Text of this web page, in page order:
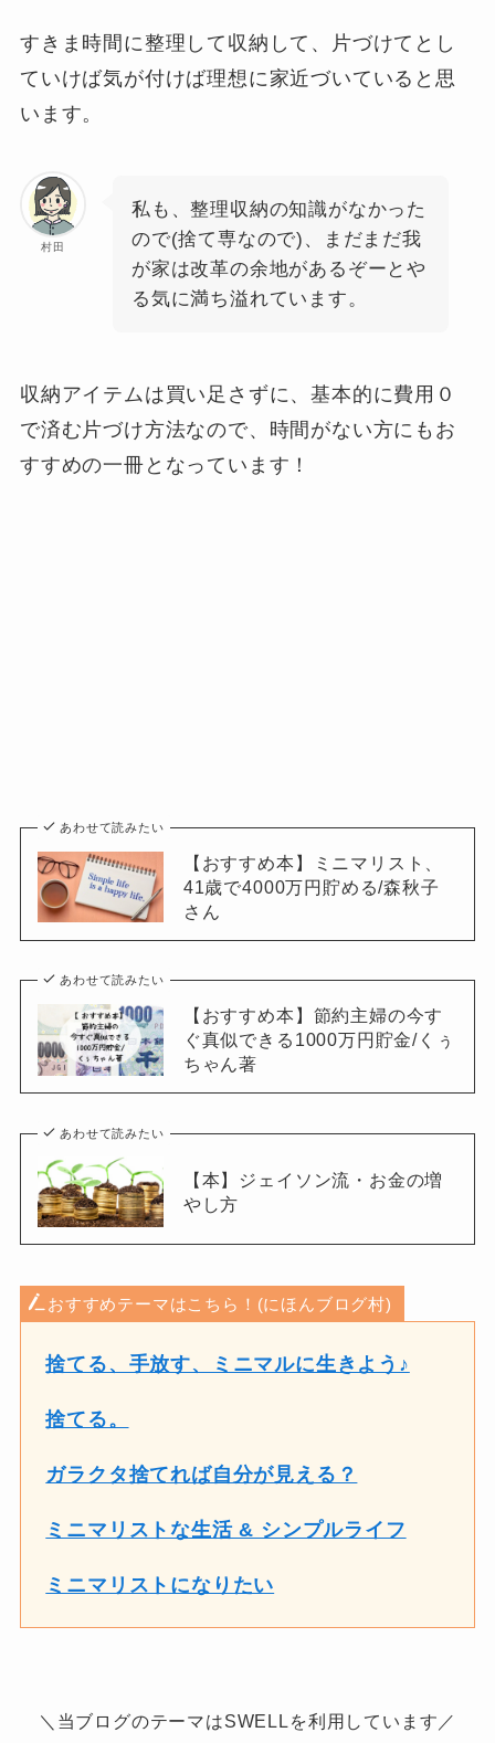
すきま時間に整理して収納して、片づけてとし
ていけば気が付けば理想に家近づいていると思
います。
村田
私も、整理収納の知識がなかった
ので(捨て専なので)、まだまだ我
が家は改革の余地があるぞーとや
る気に満ち溢れています。
収納アイテムは買い足さずに、基本的に費用０
で済む片づけ方法なので、時間がない方にもお
すすめの一冊となっています！
あわせて読みたい
【おすすめ本】ミニマリスト、
41歳で4000万円貯める/森秋子
さん
あわせて読みたい
【おすすめ本】節約主婦の今す
ぐ真似できる1000万円貯金/くぅ
ちゃん著
あわせて読みたい
【本】ジェイソン流・お金の増
やし方
おすすめテーマはこちら！(にほんブログ村)
捨てる、手放す、ミニマルに生きよう♪
捨てる。
ガラクタ捨てれば自分が見える？
ミニマリストな生活 & シンプルライフ
ミニマリストになりたい
＼当ブログのテーマはSWELLを利用しています／